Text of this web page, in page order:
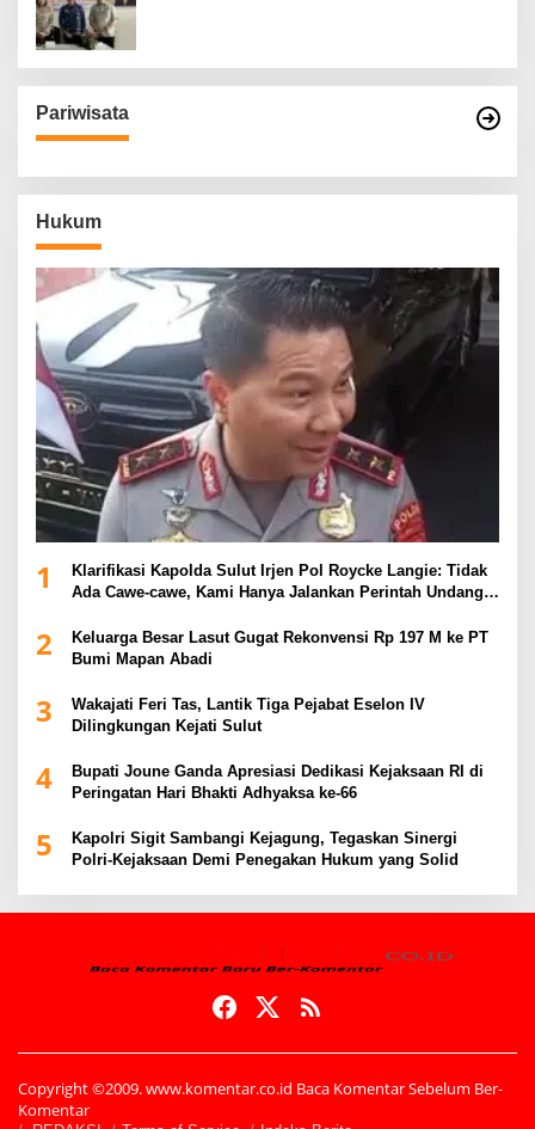
Pariwisata
Hukum
1
Klarifikasi Kapolda Sulut Irjen Pol Roycke Langie: Tidak
Ada Cawe-cawe, Kami Hanya Jalankan Perintah Undang-
2
Keluarga Besar Lasut Gugat Rekonvensi Rp 197 M ke PT
Bumi Mapan Abadi
3
Wakajati Feri Tas, Lantik Tiga Pejabat Eselon IV
Dilingkungan Kejati Sulut
4
Bupati Joune Ganda Apresiasi Dedikasi Kejaksaan RI di
Peringatan Hari Bhakti Adhyaksa ke-66
5
Kapolri Sigit Sambangi Kejagung, Tegaskan Sinergi
Polri-Kejaksaan Demi Penegakan Hukum yang Solid
Copyright ©2009. www.komentar.co.id Baca Komentar Sebelum Ber-
Komentar